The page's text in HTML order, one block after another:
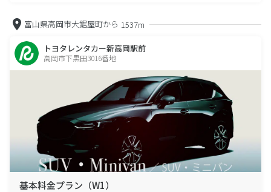
富山県高岡市大鋸屋町から 1537m
トヨタレンタカー新高岡駅前
高岡市下黒田3016番地
基本料金プラン（W1）